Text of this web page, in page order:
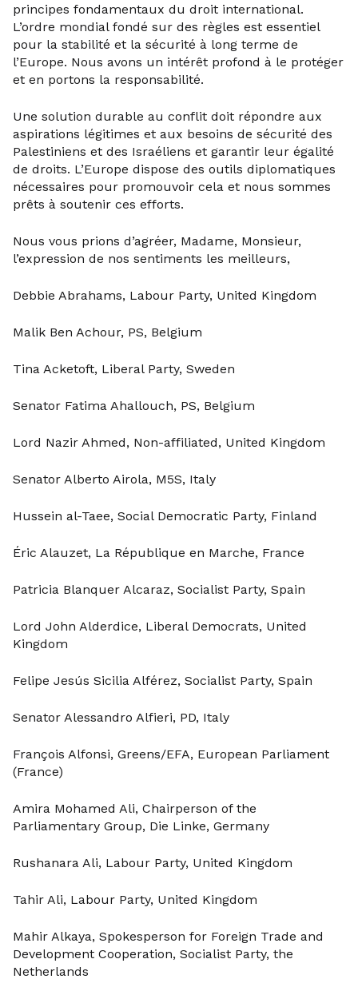
principes fondamentaux du droit international.
L’ordre mondial fondé sur des règles est essentiel
pour la stabilité et la sécurité à long terme de
l’Europe. Nous avons un intérêt profond à le protéger
et en portons la responsabilité.
Une solution durable au conflit doit répondre aux
aspirations légitimes et aux besoins de sécurité des
Palestiniens et des Israéliens et garantir leur égalité
de droits. L’Europe dispose des outils diplomatiques
nécessaires pour promouvoir cela et nous sommes
prêts à soutenir ces efforts.
Nous vous prions d’agréer, Madame, Monsieur,
l’expression de nos sentiments les meilleurs,
Debbie Abrahams, Labour Party, United Kingdom
Malik Ben Achour, PS, Belgium
Tina Acketoft, Liberal Party, Sweden
Senator Fatima Ahallouch, PS, Belgium
Lord Nazir Ahmed, Non-affiliated, United Kingdom
Senator Alberto Airola, M5S, Italy
Hussein al-Taee, Social Democratic Party, Finland
Éric Alauzet, La République en Marche, France
Patricia Blanquer Alcaraz, Socialist Party, Spain
Lord John Alderdice, Liberal Democrats, United
Kingdom
Felipe Jesús Sicilia Alférez, Socialist Party, Spain
Senator Alessandro Alfieri, PD, Italy
François Alfonsi, Greens/EFA, European Parliament
(France)
Amira Mohamed Ali, Chairperson of the
Parliamentary Group, Die Linke, Germany
Rushanara Ali, Labour Party, United Kingdom
Tahir Ali, Labour Party, United Kingdom
Mahir Alkaya, Spokesperson for Foreign Trade and
Development Cooperation, Socialist Party, the
Netherlands